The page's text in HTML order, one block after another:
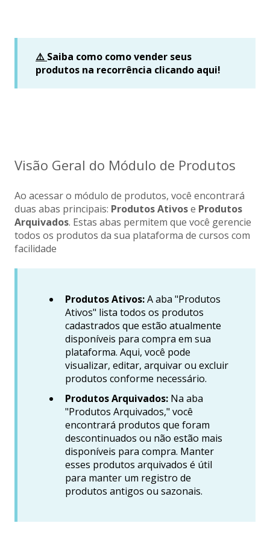
⚠️ Saiba como como vender seus
produtos na recorrência clicando aqui!
Visão Geral do Módulo de Produtos
Ao acessar o módulo de produtos, você encontrará
duas abas principais: Produtos Ativose Produtos
Arquivados. Estas abas permitem que você gerencie
todos os produtos da sua plataforma de cursos com
facilidade
Produtos Ativos:A aba "Produtos
Ativos" lista todos os produtos
cadastrados que estão atualmente
disponíveis para compra em sua
plataforma. Aqui, você pode
visualizar, editar, arquivar ou excluir
produtos conforme necessário.
Produtos Arquivados: Na aba
"Produtos Arquivados," você
encontrará produtos que foram
descontinuados ou não estão mais
disponíveis para compra. Manter
esses produtos arquivados é útil
para manter um registro de
produtos antigos ou sazonais.